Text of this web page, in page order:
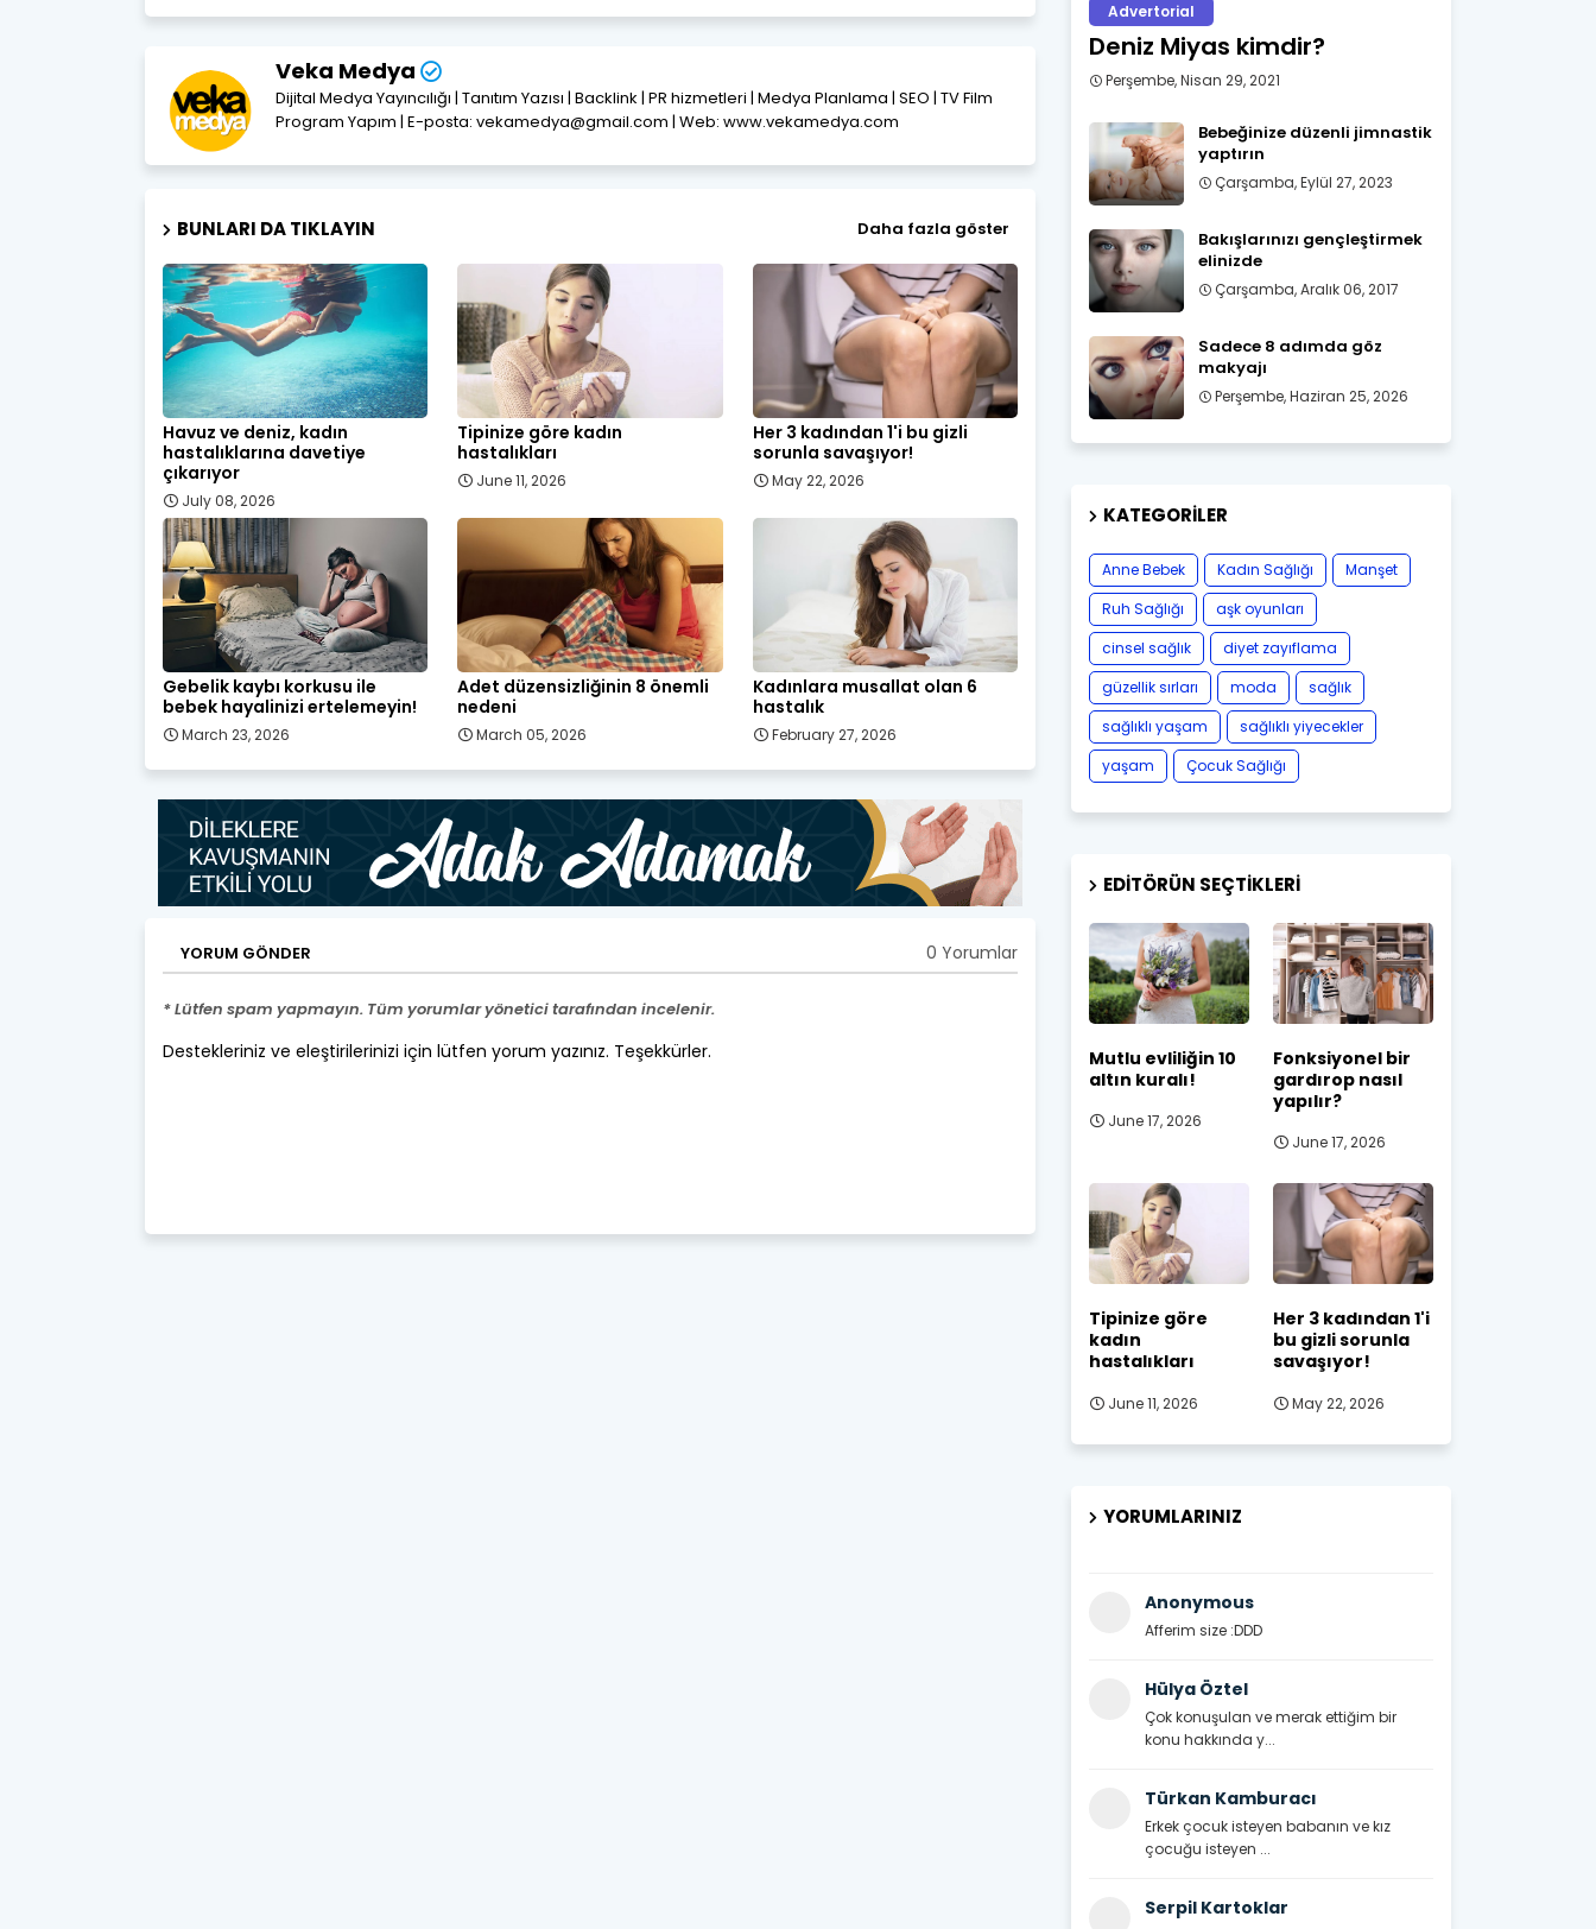
Veka Medya
Dijital Medya Yayıncılığı | Tanıtım Yazısı | Backlink | PR hizmetleri | Medya Planlama | SEO | TV Film
Program Yapım | E-posta: vekamedya@gmail.com | Web: www.vekamedya.com
BUNLARI DA TIKLAYIN Daha fazla göster
Havuz ve deniz, kadın
hastalıklarına davetiye
çıkarıyor
July 08, 2026
Tipinize göre kadın
hastalıkları
June 11, 2026
Her 3 kadından 1'i bu gizli
sorunla savaşıyor!
May 22, 2026
Gebelik kaybı korkusu ile
bebek hayalinizi ertelemeyin!
March 23, 2026
Adet düzensizliğinin 8 önemli
nedeni
March 05, 2026
Kadınlara musallat olan 6
hastalık
February 27, 2026
YORUM GÖNDER 0 Yorumlar
* Lütfen spam yapmayın. Tüm yorumlar yönetici tarafından incelenir.
Destekleriniz ve eleştirilerinizi için lütfen yorum yazınız. Teşekkürler.
Advertorial
Deniz Miyas kimdir?
Perşembe, Nisan 29, 2021
Bebeğinize düzenli jimnastik
yaptırın
Çarşamba, Eylül 27, 2023
Bakışlarınızı gençleştirmek
elinizde
Çarşamba, Aralık 06, 2017
Sadece 8 adımda göz
makyajı
Perşembe, Haziran 25, 2026
KATEGORILER
Anne Bebek Kadın Sağlığı
Manşet
Ruh Sağlığı
aşk oyunları
cinsel sağlık
diyet zayıflama
güzellik sırları
moda
sağlık
sağlıklı yaşam
sağlıklı yiyecekler
yaşam
Çocuk Sağlığı
EDITÖRÜN SEÇTIKLERI
Mutlu evliliğin 10
altın kuralı!
June 17, 2026
Fonksiyonel bir
gardırop nasıl
yapılır?
June 17, 2026
Tipinize göre
kadın
hastalıkları
June 11, 2026
Her 3 kadından 1'i
bu gizli sorunla
savaşıyor!
May 22, 2026
YORUMLARINIZ
Anonymous
Afferim size :DDD
Hülya Öztel
Çok konuşulan ve merak ettiğim bir
konu hakkında y...
Türkan Kamburacı
Erkek çocuk isteyen babanın ve kız
çocuğu isteyen ...
Serpil Kartoklar